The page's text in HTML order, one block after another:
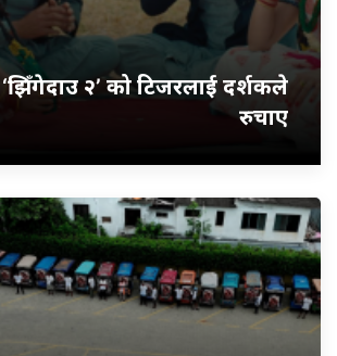
२’ को टिजरलाई दर्शकले
रुचाए